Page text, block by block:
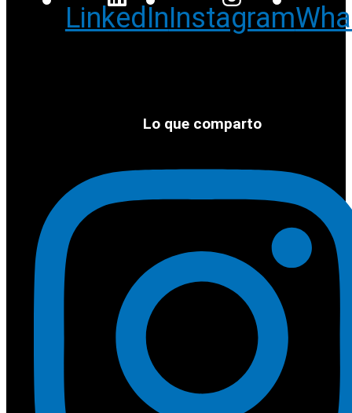
LinkedInInstagram
Lo que comparto